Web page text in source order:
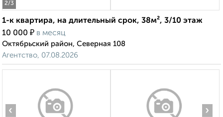
2/3
1-к квартира, на длительный срок, 38м², 3/10 этаж
10 000 ₽ в месяц
Октябрьский район, Северная 108
Агентство, 07.08.2026
‹ ›